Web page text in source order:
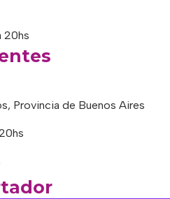
20hs
Provincia de Buenos Aires